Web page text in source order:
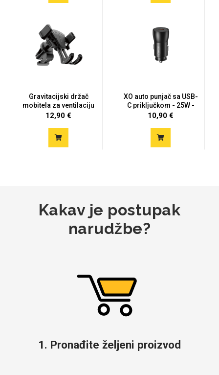
Gravitacijski držač
mobitela za ventilaciju
12,90 €
XO auto punjač sa USB-
C priključkom - 25W -
cr...
10,90 €
Kakav je postupak
narudžbe?
1. Pronađite željeni proizvod
Mix